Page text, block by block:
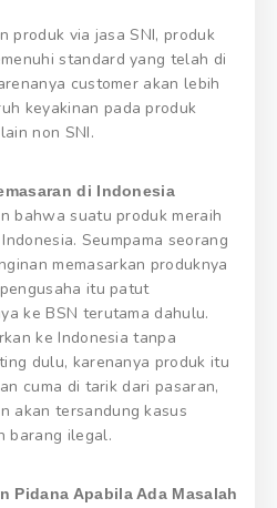
produk via jasa SNI, produk
standard yang telah di
customer akan lebih
keyakinan pada produk
non SNI.
di Indonesia
bahwa suatu produk meraih
Seumpama seorang
memasarkan produknya
itu patut
ke BSN terutama dahulu.
ke Indonesia tanpa
dulu, karenanya produk itu
cuma di tarik dari pasaran,
akan tersandung kasus
barang ilegal.
Pidana Apabila Ada Masalah